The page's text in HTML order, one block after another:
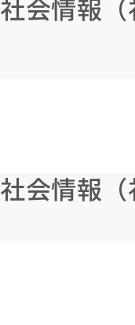
社会情報
社会情報